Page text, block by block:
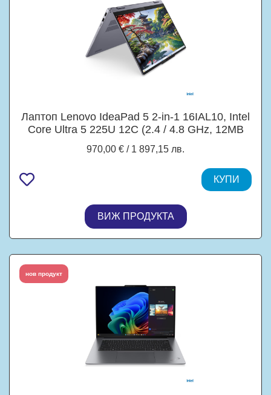
Лаптоп Lenovo IdeaPad 5 2-in-1 16IAL10, Intel
Core Ultra 5 225U 12C (2.4 / 4.8 GHz, 12MB
IPS, Touchscreen, Intel Arc 4 Core, 16GB
LPDDR5X, 512MB M.2 NVMe SSD, Windows
970,00 € / 1 897,15 лв.
КУПИ
ВИЖ ПРОДУКТА
нов продукт